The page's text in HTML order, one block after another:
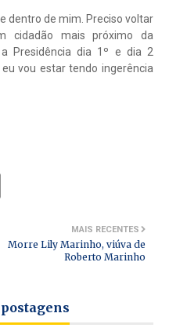
dentro de mim. Preciso voltar
mais próximo da
Presidência dia 1º e dia 2
vou estar tendo ingerência
MAIS RECENTES
Morre Lily Marinho, viúva de
Roberto Marinho